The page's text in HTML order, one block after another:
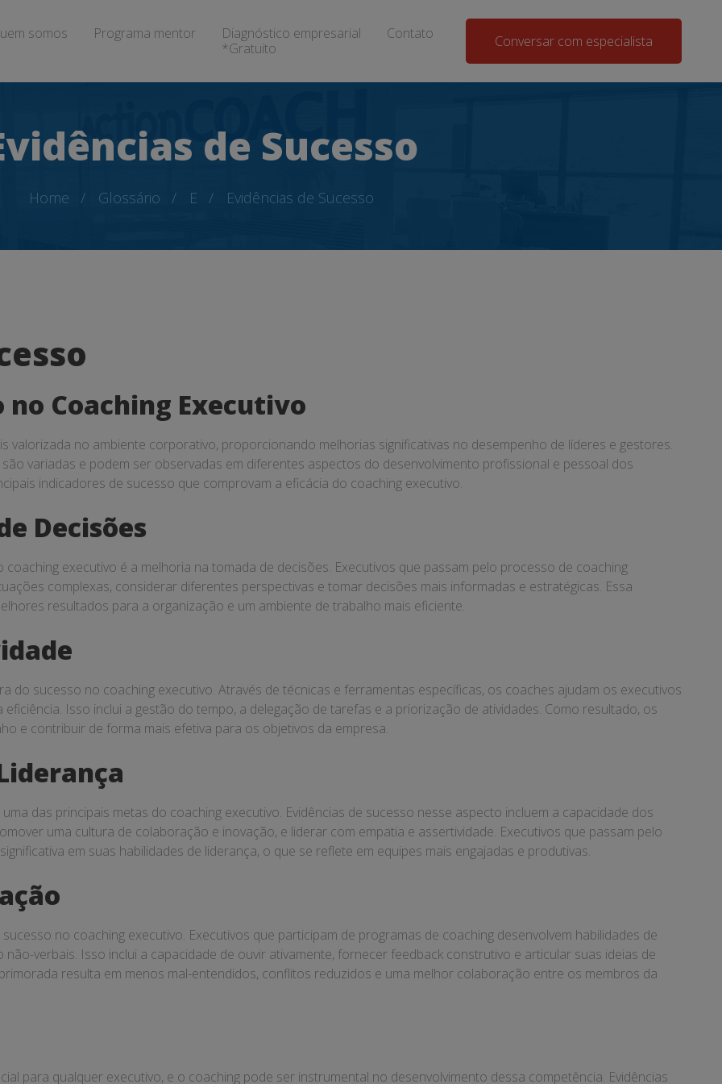
somos Programa mentor
Diagnóstico empresarial
*Gratuito
Contato Conversar com especialista
de Sucesso
Home Glossário E Evidências de Sucesso
no Coaching Executivo
valorizada no ambiente corporativo, proporcionando melhorias significativas no desempenho de líderes e gestores.
variadas e podem ser observadas em diferentes aspectos do desenvolvimento profissional e pessoal dos
indicadores de sucesso que comprovam a eficácia do coaching executivo.
Decisões
executivo é a melhoria na tomada de decisões. Executivos que passam pelo processo de coaching
complexas, considerar diferentes perspectivas e tomar decisões mais informadas e estratégicas. Essa
resultados para a organização e um ambiente de trabalho mais eficiente.
do sucesso no coaching executivo. Através de técnicas e ferramentas específicas, os coaches ajudam os executivos
Isso inclui a gestão do tempo, a delegação de tarefas e a priorização de atividades. Como resultado, os
e contribuir de forma mais efetiva para os objetivos da empresa.
das principais metas do coaching executivo. Evidências de sucesso nesse aspecto incluem a capacidade dos
uma cultura de colaboração e inovação, e liderar com empatia e assertividade. Executivos que passam pelo
em suas habilidades de liderança, o que se reflete em equipes mais engajadas e produtivas.
no coaching executivo. Executivos que participam de programas de coaching desenvolvem habilidades de
verbais. Isso inclui a capacidade de ouvir ativamente, fornecer feedback construtivo e articular suas ideias de
resulta em menos mal-entendidos, conflitos reduzidos e uma melhor colaboração entre os membros da
para qualquer executivo, e o coaching pode ser instrumental no desenvolvimento dessa competência. Evidências